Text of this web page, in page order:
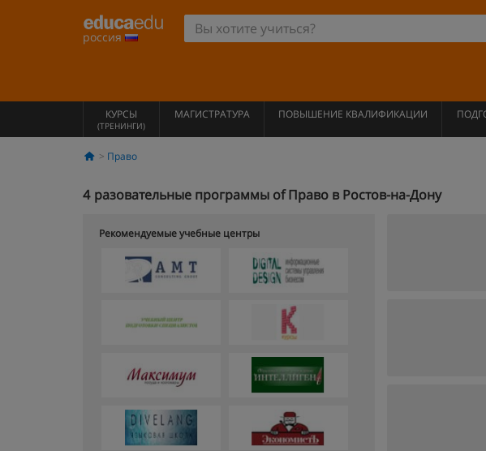
россия
КУРСЫ
(ТРЕНИНГИ)
МАГИСТРАТУРА ПОВЫШЕНИЕ КВАЛИФИКАЦИИ
Право
4 разовательные программы of Право в Ростов-на-Дону
Рекомендуемые учебные центры